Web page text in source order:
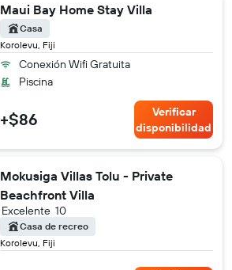
Maui Bay Home Stay Villa
Korolevu, Fiji
Casa
Conexión Wifi Gratuita
Piscina
+$86
Verificar
disponibilidad
Mokusiga Villas Tolu - Private
Beachfront Villa
Korolevu, Fiji
10
Excelente
Casa de recreo